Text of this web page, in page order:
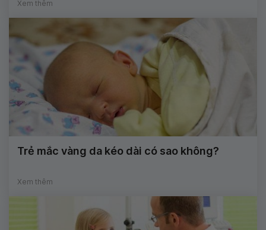
Xem thêm
Trẻ mắc vàng da kéo dài có sao không?
Xem thêm